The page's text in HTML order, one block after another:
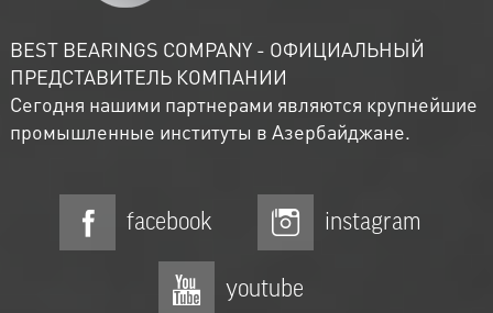
BEST BEARINGS COMPANY - ОФИЦИАЛЬНЫЙ
ПРЕДСТАВИТЕЛЬ КОМПАНИИ
Сегодня нашими партнерами являются крупнейшие
промышленные институты в Азербайджане.
facebook instagram
youtube